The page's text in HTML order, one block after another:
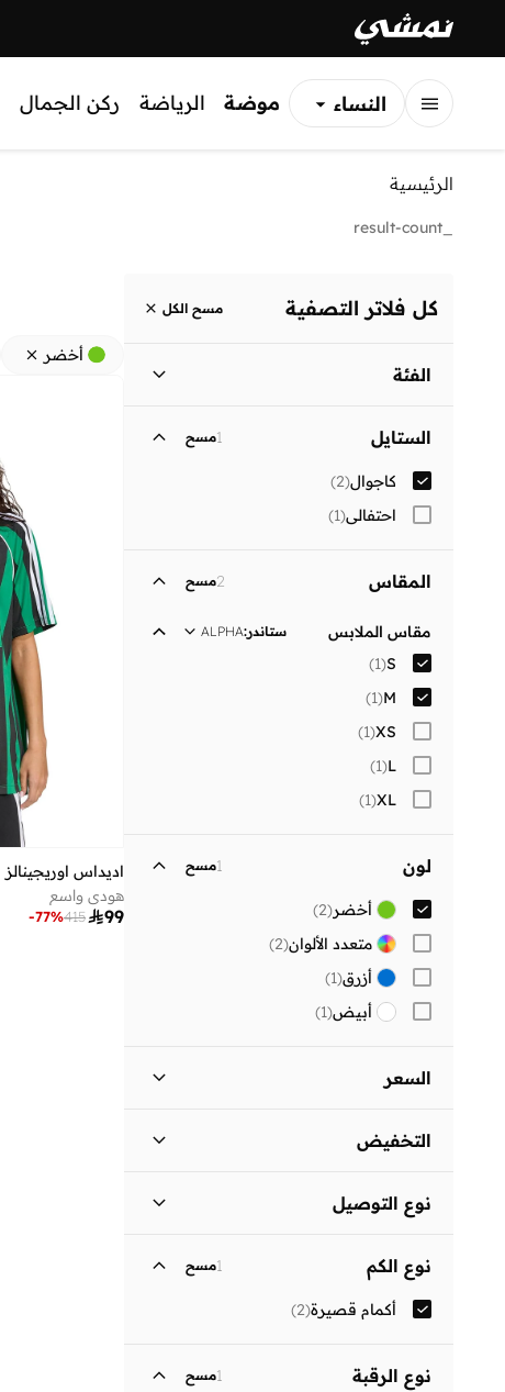
النساء
موضة الرياضة ركن الجمال
الرئيسية
كل فلاتر التصفية مسح الكل
الفئة
نساء
الستايل 1مسح
كاجوال(
2
)
احتفالي(
1
)
المقاس 2مسح
مقاس الملابس ستاندر:
ALPHA
S
(
1
)
M
(
1
)
XS
(
1
)
L
(
1
)
XL
(
1
)
لون 1مسح
أخضر(
2
)
متعدد الألوان(
2
)
أزرق(
1
)
أبيض(
1
)
السعر

التخفيض
المنتجات غير المخفضة فقط
نوع التوصيل
نوع الكم 1مسح
أكمام قصيرة(
2
)
نوع الرقبة 1مسح
أخضر
اديداس اوريجينالز
هودي واسع
99
415
-77%